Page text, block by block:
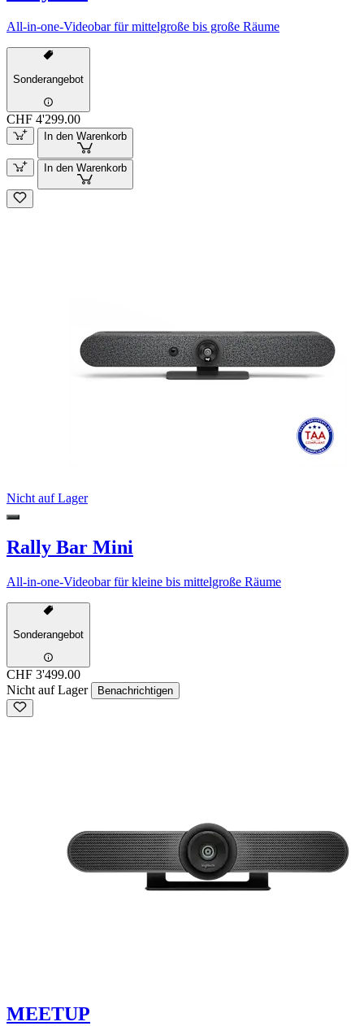
All-in-one-Videobar für mittelgroße bis große Räume
Sonderangebot
CHF 4'299.00
In den Warenkorb
In den Warenkorb
Nicht auf Lager
Rally Bar Mini
All-in-one-Videobar für kleine bis mittelgroße Räume
Sonderangebot
CHF 3'499.00
Nicht auf Lager
Benachrichtigen
MEETUP